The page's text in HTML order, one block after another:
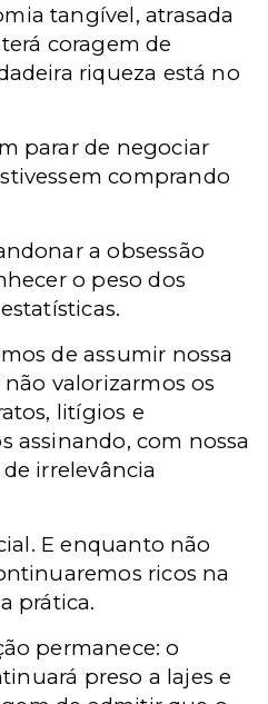
tangível, atrasada
coragem de
riqueza está no
parar de negociar
comprando
a obsessão
o peso dos
de assumir nossa
valorizarmos os
litígios e
assinando, com nossa
irrelevância
E enquanto não
ricos na
prática.
permanece: o
preso a lajes e